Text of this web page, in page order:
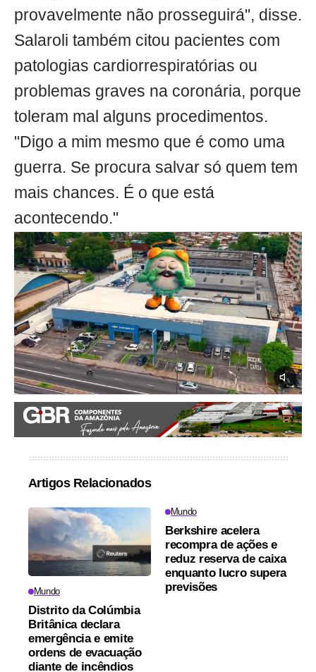
provavelmente não prosseguirá", disse.
Salaroli também citou pacientes com
patologias cardiorrespiratórias ou
problemas graves na coronária, porque
toleram mal alguns procedimentos.
"Digo a mim mesmo que é como uma
guerra. Se procura salvar só quem tem
mais chances. É o que está
acontecendo."
Artigos Relacionados
Mundo
Distrito da Colúmbia
Britânica declara
emergência e emite
ordens de evacuação
diante de incêndios
Mundo
Berkshire acelera
recompra de ações e
reduz reserva de caixa
enquanto lucro supera
previsões